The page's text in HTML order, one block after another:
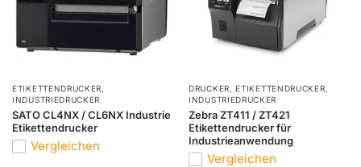
ETIKETTENDRUCKER,
INDUSTRIEDRUCKER
SATO CL4NX / CL6NX Industrie
Etikettendrucker
Vergleichen
DRUCKER,ETIKETTENDRUCKER,
INDUSTRIEDRUCKER
Zebra ZT411 / ZT421
Etikettendrucker für
Industrieanwendung
Vergleichen